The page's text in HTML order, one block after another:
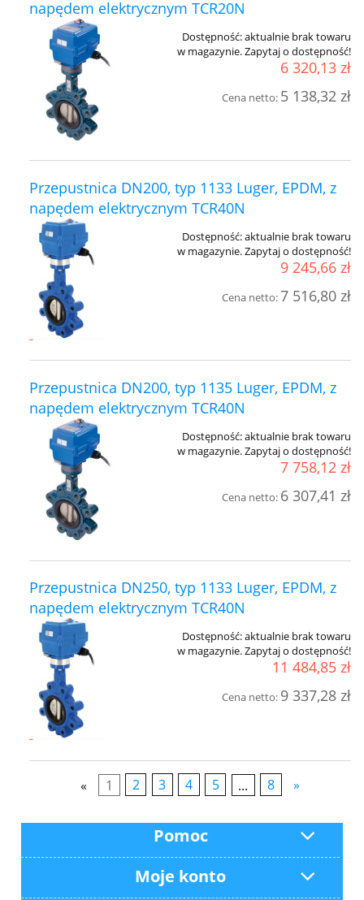
napędem elektrycznym TCR20N
Dostępność:aktualnie brak towaru
w magazynie. Zapytaj o dostępność!
6 320,13 zł
Cena netto: 5 138,32 zł
Przepustnica DN200, typ 1133 Luger, EPDM, z
napędem elektrycznym TCR40N
Dostępność:aktualnie brak towaru
w magazynie. Zapytaj o dostępność!
9 245,66 zł
Cena netto:7 516,80 zł
Przepustnica DN200, typ 1135 Luger, EPDM, z
napędem elektrycznym TCR40N
Dostępność:aktualnie brak towaru
w magazynie. Zapytaj o dostępność!
7 758,12 zł
Cena netto: 6 307,41 zł
Przepustnica DN250, typ 1133 Luger, EPDM, z
napędem elektrycznym TCR40N
Dostępność:aktualnie brak towaru
w magazynie. Zapytaj o dostępność!
11 484,85 zł
Cena netto: 9 337,28 zł
« 1 2 3 4 5 ... 8 »
Pomoc
Moje konto